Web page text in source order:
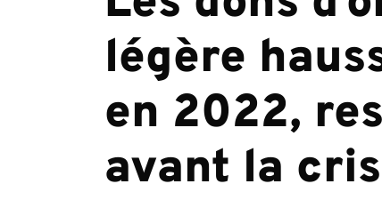
légère
en 2022,
avant la